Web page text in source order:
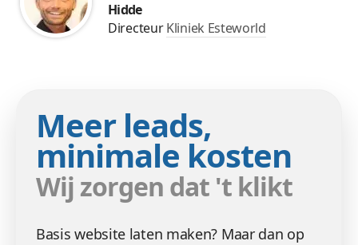
Hidde
DirecteurKliniek Esteworld
Meer leads,
minimale kosten
Wij zorgen dat 't klikt
Basis website laten maken? Maar dan op